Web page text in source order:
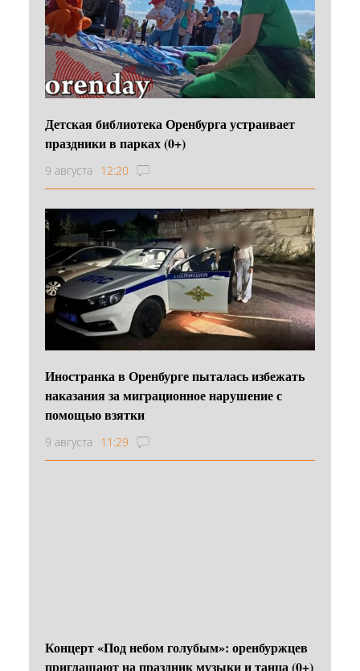
Детская библиотека Оренбурга устраивает
праздники в парках (0+)
9 августа 12:20
Иностранка в Оренбурге пыталась избежать
наказания за миграционное нарушение с
помощью взятки
9 августа 11:29
Концерт «Под небом голубым»: оренбуржцев
приглашают на праздник музыки и танца (0+)